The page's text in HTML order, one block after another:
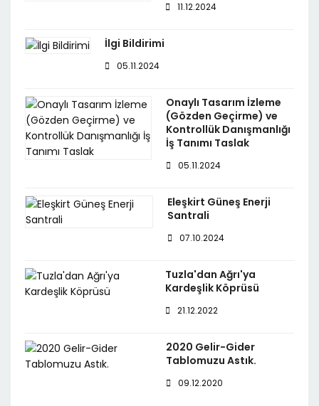
11.12.2024
İlgi Bildirimi
05.11.2024
Onaylı Tasarım İzleme
(Gözden Geçirme) ve
Kontrollük Danışmanlığı
İş Tanımı Taslak
05.11.2024
Eleşkirt Güneş Enerji
Santrali
07.10.2024
Tuzla'dan Ağrı'ya
Kardeşlik Köprüsü
21.12.2022
2020 Gelir-Gider
Tablomuzu Astık.
09.12.2020